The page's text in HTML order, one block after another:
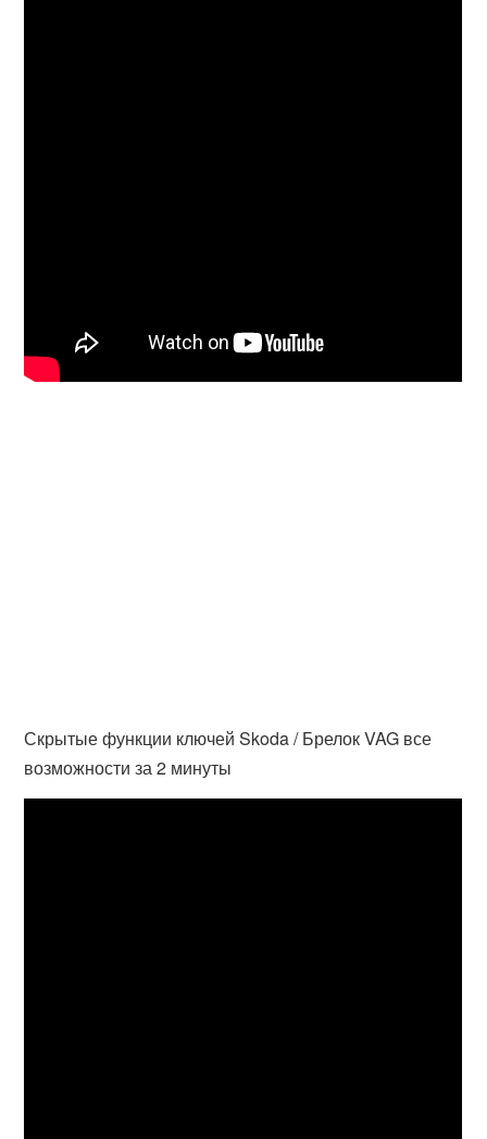
Скрытые функции ключей Skoda / Брелок VAG все
возможности за 2 минуты